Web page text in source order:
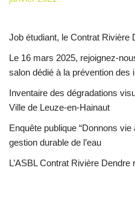
Job étudiant, le Contrat Rivière
Le 16 mars 2025, rejoignez-
salon dédié à la prévention des
Inventaire des dégradations
Ville de Leuze-en-Hainaut
Enquête publique “Donnons vie
gestion durable de l’eau
L’ASBL Contrat Rivière